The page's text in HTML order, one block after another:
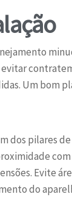
Um bom
dos pilares
Evite
do